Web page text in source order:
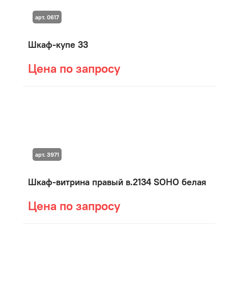
Шкаф-купе 33
Цена по запросу
арт. 0617
Шкаф-витрина правый в.2134 SOHO белая
Цена по запросу
арт. 3971